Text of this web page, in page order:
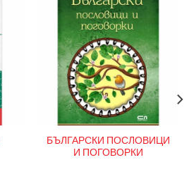
БЪЛГАРСКИ ПОСЛОВИЦИ
И ПОГОВОРКИ